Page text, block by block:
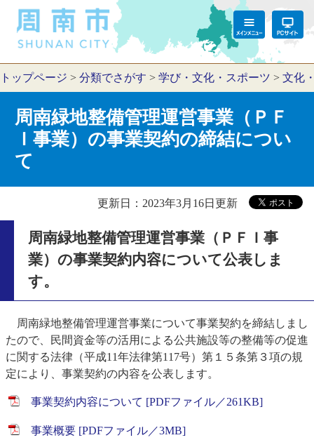
トップページ > 分類でさがす > 学び・文化・スポーツ > 文化
周南緑地整備管理運営事業（ＰＦ
Ｉ事業）の事業契約の締結につい
て
更新日：2023年3月16日更新
周南緑地整備管理運営事業（ＰＦＩ事
業）の事業契約内容について公表しま
す。
周南緑地整備管理運営事業について事業契約を締結しまし
たので、民間資金等の活用による公共施設等の整備等の促進
に関する法律（平成11年法律第117号）第１５条第３項の規
定により、事業契約の内容を公表します。
事業契約内容について [PDFファイル／261KB]
事業概要 [PDFファイル／3MB]